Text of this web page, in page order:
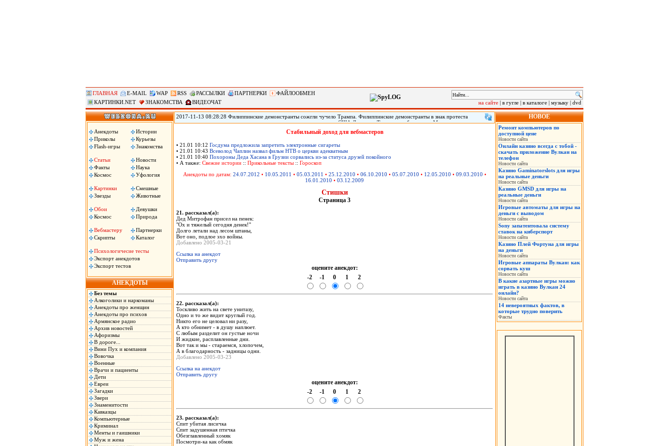
ГЛАВНАЯ E-MAIL WAP RSS РАССЫЛКИ ПАРТНЕРКИ
ФАЙЛООБМЕН
КАРТИНКИ.NET
ЗНАКОМСТВА ВИДЕОЧАТ на сайте | в гугле | в каталоге | музыку | dvd
Анекдоты
Истории
Приколы
Курьезы
Flash-игры
Знакомства
Статьи
Новости
Факты
Наука
Космос
Уфология
Картинки
Смешные
Звезды
Животные
Обои
Девушки
Космос
Природа
Вебмастеру
Партнерки
Скрипты
Каталог
Психологичесие тесты
Экспорт анекдотов
Экспорт тестов
АНЕКДОТЫ
Без темы
Алкоголики и наркоманы
Анекдоты про женщин
Анекдоты про психов
Армянское радио
Архив новостей
Афоризмы
В дороге...
Вини Пух и компания
Вовочка
Военные
Врачи и пациенты
Дети
Евреи
Загадки
Звери
Знаменитости
Кавказцы
Компьютерные
Криминал
Менты и гаишники
Муж и жена
2017-11-13 08:28:28 Филиппинские демонстранты сожгли чучело Трампа. Филиппинские демонстранты в знак протеста
против «американского империализма» сожгли чучело президента США Дональда Трампа, прибывшего в Манилу на саммит
Ассоциации государств Юго-Восточной Азии (АСЕАН). По сообщению местных СМИ, демонстрация началась в понедельник
вместе с началом 31-го саммита АСЕАН. Демонстранты, скандируя «США - империалисты!» и «Стоп, американская военная
Стабильный доход для вебмастеров
• 21.01 10:12 Госдума предложила запретить электронные сигареты
• 21.01 10:43 Всеволод Чаплин назвал фильм НТВ о церкви адекватным
• 21.01 10:40 Похороны Деда Хасана в Грузии сорвались из-за статуса друзей покойного
• А также: Свежие истории :: Прикольные тексты :: Гороскоп
Анекдоты по датам: 24.07.2012 • 10.05.2011 • 05.03.2011 • 25.12.2010 • 06.10.2010 • 05.07.2010 • 12.05.2010 • 09.03.2010 •
16.01.2010 • 03.12.2009
Стишки
Страница 3
21. рассказал(а):
Дед Митрофан присел на пенек:
"Ох и тяжелый сегодня денек!"
Долго летали над лесом штаны,
Вот оно, подлое эхо войны.
Добавлено 2005-03-21
Ссылка на анекдот
Отправить другу
оцените анекдот:
-2
-1 0 1 2
22. рассказал(а):
Тоскливо жить на свете унитазу,
Одно и то же видит круглый год.
Никто его не целовал ни разу,
А кто обнимет - в душу наплюет.
С любым разделит он густые ночи
И жидкие, расплавленные дни.
Вот так и мы - стараемся, хлопочем,
А в благодарность - задницы одни.
Добавлено 2005-03-23
Ссылка на анекдот
Отправить другу
оцените анекдот:
-2
-1 0 1 2
23. рассказал(а):
Спит убитая лисичка
Спит задушенная птичка
Обезглавленный хомяк
Посмотри-ка как обмяк
НОВОЕ
Ремонт компьютеров по
доступной цене
Новости сайта
Онлайн казино всегда с тобой -
скачать приложение Вулкан на
телефон
Новости сайта
Казино Gaminatorslots для игры
на реальные деньги
Новости сайта
Казино GMSD для игры на
реальные деньги
Новости сайта
Игровые автоматы для игры на
деньги с выводом
Новости сайта
Sony запатентовала систему
ставок на киберспорт
Новости сайта
Казино Плей Фортуна для игры
на деньги
Новости сайта
Игровые аппараты Вулкан: как
сорвать куш
Новости сайта
В какие азартные игры можно
играть в казино Вулкан 24
онлайн?
Новости сайта
14 невероятных фактов, в
которые трудно поверить
Факты